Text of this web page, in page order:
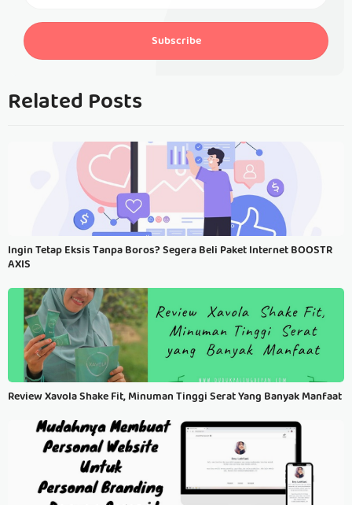
Subscribe
Related Posts
Ingin Tetap Eksis Tanpa Boros? Segera Beli Paket Internet BOOSTR
AXIS
Review Xavola Shake Fit, Minuman Tinggi Serat Yang Banyak Manfaat